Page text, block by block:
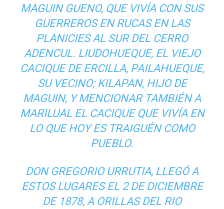
MAGUIN GUENO, QUE VIVÍA CON SUS
GUERREROS EN RUCAS EN LAS
PLANICIES AL SUR DEL CERRO
ADENCUL. LIUDOHUEQUE, EL VIEJO
CACIQUE DE ERCILLA, PAILAHUEQUE,
SU VECINO; KILAPAN, HIJO DE
MAGUIN, Y MENCIONAR TAMBIÉN A
MARILUAL EL CACIQUE QUE VIVÍA EN
LO QUE HOY ES TRAIGUÉN COMO
PUEBLO.
DON GREGORIO URRUTIA, LLEGÓ A
ESTOS LUGARES EL 2 DE DICIEMBRE
DE 1878, A ORILLAS DEL RIO